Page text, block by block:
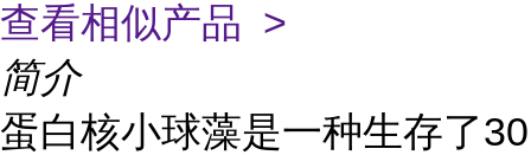
查看相似产品 >
简介
蛋白核小球藻是一种生存了30